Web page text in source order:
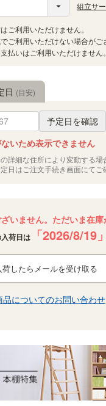
組立サ
日 (目安)
予定日を確認
いため表示できません
詳細な住所により変動する場
日はご注文手続き画面にてご
いません。ただいま在庫
荷日は「2026/8/19」
荷したらメールを受け取る
品についてのお問い合わせ